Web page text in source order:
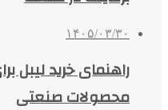
۱۴۰۵/۰۳/۳۰
راهنمای خرید لیبل
محصولات صنعتی